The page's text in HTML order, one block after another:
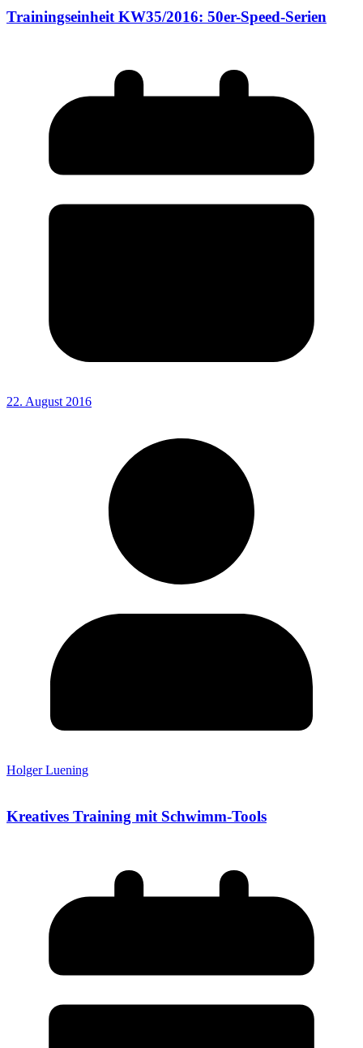
Trainingseinheit KW35/2016: 50er-Speed-Serien
22. August 2016
Holger Luening
Kreatives Training mit Schwimm-Tools